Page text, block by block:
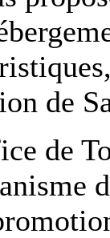
de
de